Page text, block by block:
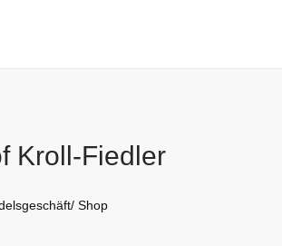
Kroll-Fiedler
Shop